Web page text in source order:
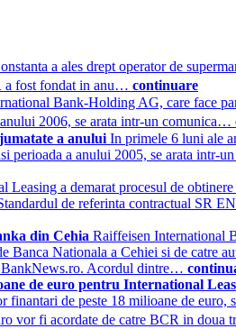
a ales drept operator de
a fost fondat in anu… continuare
Bank-Holding AG, care face
2006, se arata intr-un comunica…
a anului In primele 6 luni ale
perioada a anului 2005, se arata intr-
Leasing a demarat procesul de
de referinta contractual SR
din Cehia Raiffeisen International
Banca Nationala a Cehiei si de catre
BankNews.ro. Acordul dintre…
de euro pentru International
de peste 18 milioane de euro,
vor fi acordate de catre BCR in doua